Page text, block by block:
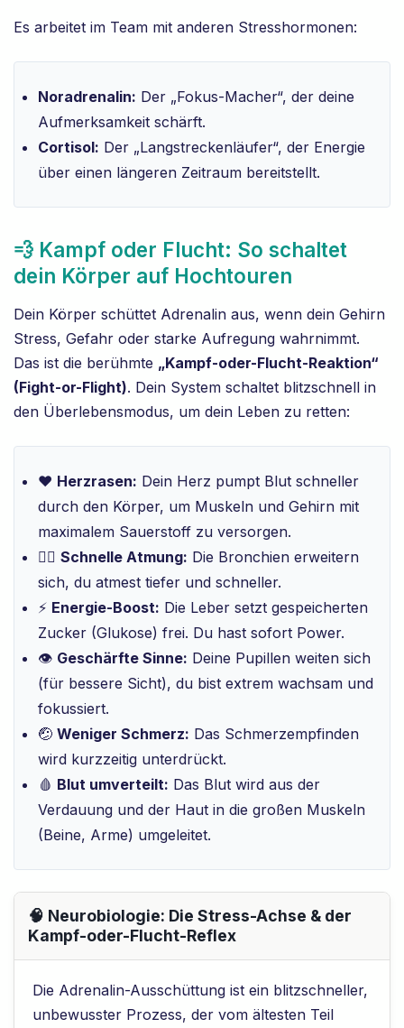
Es arbeitet im Team mit anderen Stresshormonen:
Noradrenalin: Der „Fokus-Macher“, der deine
Aufmerksamkeit schärft.
Cortisol: Der „Langstreckenläufer“, der Energie
über einen längeren Zeitraum bereitstellt.
💨 Kampf oder Flucht: So schaltet
dein Körper auf Hochtouren
Dein Körper schüttet Adrenalin aus, wenn dein Gehirn
Stress, Gefahr oder starke Aufregung wahrnimmt.
Das ist die berühmte „Kampf-oder-Flucht-Reaktion“
(Fight-or-Flight). Dein System schaltet blitzschnell in
den Überlebensmodus, um dein Leben zu retten:
❤️ Herzrasen: Dein Herz pumpt Blut schneller
durch den Körper, um Muskeln und Gehirn mit
maximalem Sauerstoff zu versorgen.
😮‍💨 Schnelle Atmung: Die Bronchien erweitern
sich, du atmest tiefer und schneller.
⚡ Energie-Boost: Die Leber setzt gespeicherten
Zucker (Glukose) frei. Du hast sofort Power.
👁️ Geschärfte Sinne: Deine Pupillen weiten sich
(für bessere Sicht), du bist extrem wachsam und
fokussiert.
🤕 Weniger Schmerz: Das Schmerzempfinden
wird kurzzeitig unterdrückt.
🩸 Blut umverteilt: Das Blut wird aus der
Verdauung und der Haut in die großen Muskeln
(Beine, Arme) umgeleitet.
🧠 Neurobiologie: Die Stress-Achse & der
Kampf-oder-Flucht-Reflex
Die Adrenalin-Ausschüttung ist ein blitzschneller,
unbewusster Prozess, der vom ältesten Teil